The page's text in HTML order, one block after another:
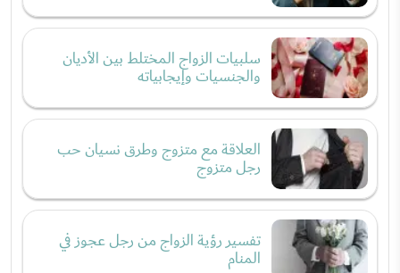
سلبيات الزواج المختلط بين الأديان
والجنسيات وإيجابياته
العلاقة مع متزوج وطرق نسيان حب
رجل متزوج
تفسير رؤية الزواج من رجل عجوز في
المنام